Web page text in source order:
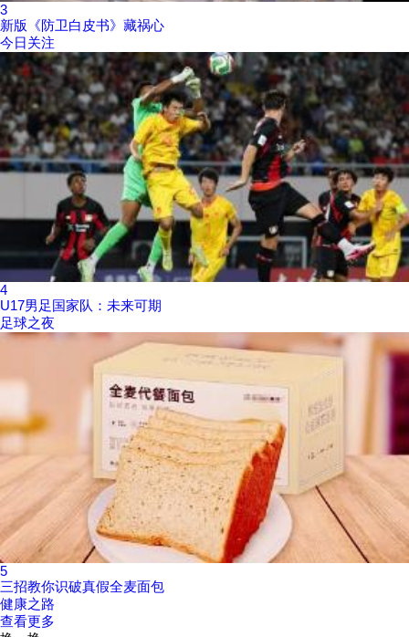
3
新版《防卫白皮书》藏祸心
今日关注
4
U17男足国家队：未来可期
足球之夜
5
三招教你识破真假全麦面包
健康之路
查看更多